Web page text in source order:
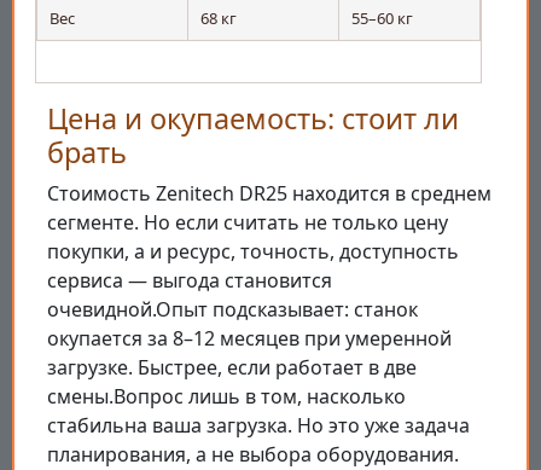
Вес 68 кг 55–60 кг
Цена и окупаемость: стоит ли
брать
Стоимость Zenitech DR25 находится в среднем
сегменте. Но если считать не только цену
покупки, а и ресурс, точность, доступность
сервиса — выгода становится
очевидной.Опыт подсказывает: станок
окупается за 8–12 месяцев при умеренной
загрузке. Быстрее, если работает в две
смены.Вопрос лишь в том, насколько
стабильна ваша загрузка. Но это уже задача
планирования, а не выбора оборудования.